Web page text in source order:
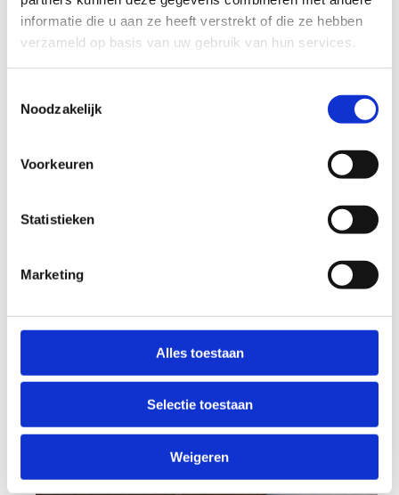
informatie die u aan ze heeft verstrekt of die ze hebben
verzameld op basis van uw gebruik van hun services.
Noodzakelijk
Voorkeuren
Statistieken
Marketing
Alles toestaan
Selectie toestaan
Weigeren
Tafeltennissen doe je bij ons!
Ben jij de nieuwe Cedric Nuytinck of Laurens
Devos! Naast tennis en squash kan je bij ons ook
beschikking dus of je nu met twee komt of met
Heb je geen tafeltennisbat? Geen probleem, wij
gereserveerde tafel.
Leg je tafel vast